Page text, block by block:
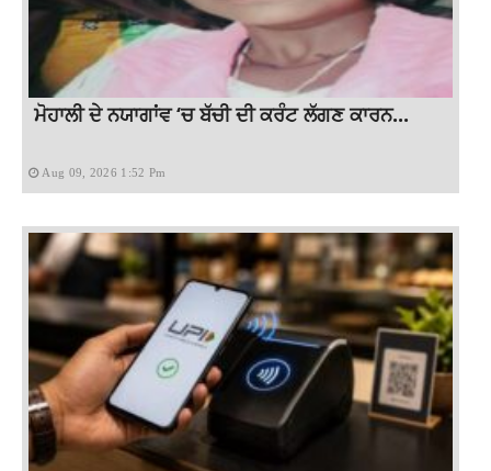
ਮੋਹਾਲੀ ਦੇ ਨਯਾਗਾਂਵ ‘ਚ ਬੱਚੀ ਦੀ ਕਰੰਟ ਲੱਗਣ ਕਾਰਨ...
Aug 09, 2026 1:52 Pm